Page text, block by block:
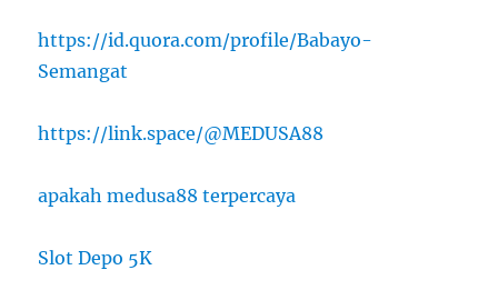
https://id.quora.com/profile/Babayo-
Semangat
https://link.space/@MEDUSA88
apakah medusa88 terpercaya
Slot Depo 5K